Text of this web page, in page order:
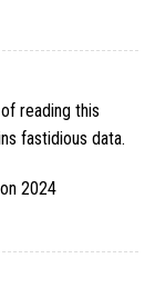
reading this
fastidious data.
2024